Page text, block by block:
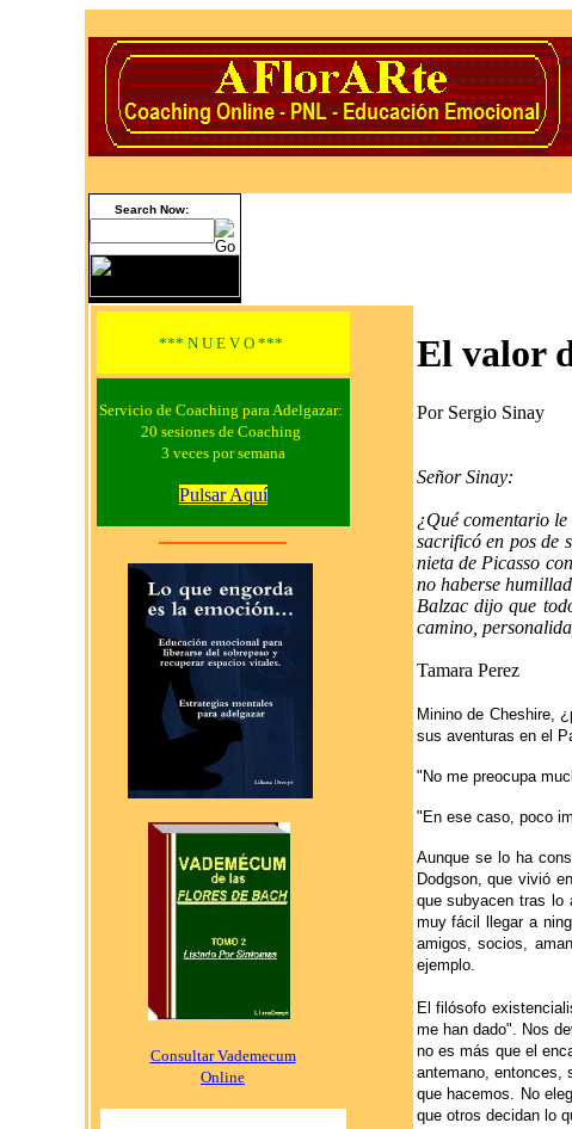
Search Now:
*** N U E V O ***
Servicio de Coaching para Adelgazar:
20 sesiones de Coaching
3 veces por semana
Pulsar Aquí
Consultar Vademecum
Online
El valor
Por Sergio Sinay
Señor Sinay:
¿Qué comentario
sacrificó en pos de
nieta de Picasso
no haberse
Balzac dijo que
camino,
Tamara Perez
Minino de Cheshire,
sus aventuras en el
"No me preocupa
"En ese caso, poco
Aunque se lo ha
Dodgson, que vivió
que subyacen tras lo
muy fácil llegar a
amigos, socios,
ejemplo.
El filósofo
me han dado". Nos
no es más que el
antemano, entonces,
que hacemos. No
que otros decidan lo